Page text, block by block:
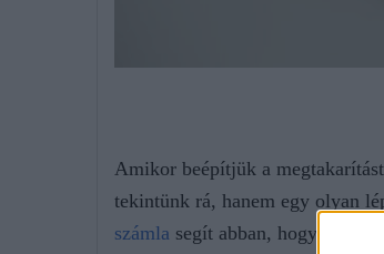
Amikor beépítjük a
tekintünk rá, hanem egy olyan
számla segít abban, hogy ez a